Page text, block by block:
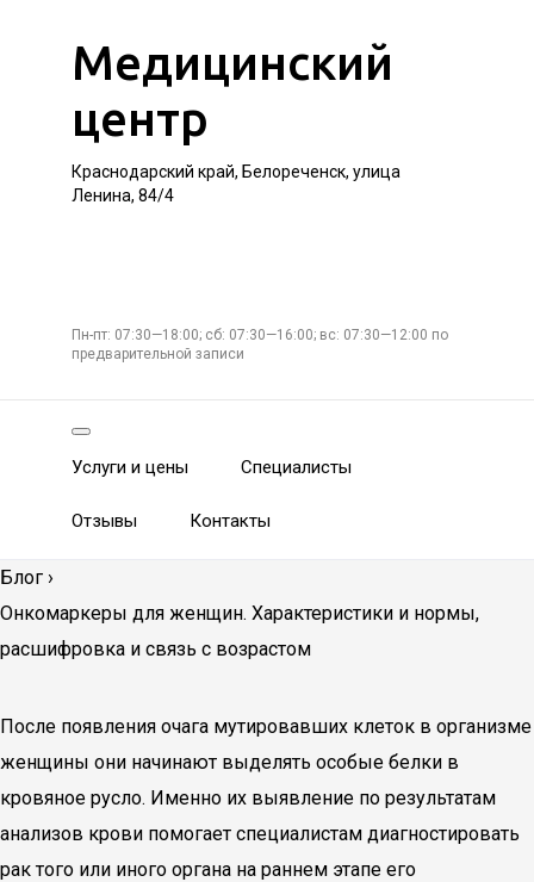
Медицинский
центр
Краснодарский край, Белореченск, улица
Ленина, 84/4
Пн-пт: 07:30—18:00; сб: 07:30—16:00; вс: 07:30—12:00 по
предварительной записи
Услуги и цены Специалисты
Отзывы Контакты
Блог ›
Онкомаркеры для женщин. Характеристики и нормы,
расшифровка и связь с возрастом
После появления очага мутировавших клеток в организме
женщины они начинают выделять особые белки в
кровяное русло. Именно их выявление по результатам
анализов крови помогает специалистам диагностировать
рак того или иного органа на раннем этапе его